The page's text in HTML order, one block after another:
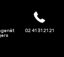
02 41 31 21 21